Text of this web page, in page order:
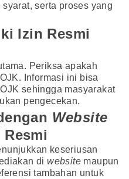
serta proses yang
Izin Resmi
Periksa apakah
Informasi ini bisa
sehingga masyarakat
pengecekan.
Website
keseriusan
diwebsite maupun
tambahan untuk